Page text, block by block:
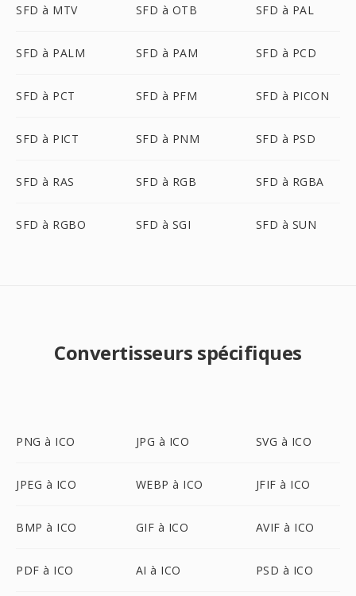
SFD à MTV SFD à OTB SFD à PAL
SFD à PALM SFD à PAM SFD à PCD
SFD à PCT SFD à PFM SFD à PICON
SFD à PICT SFD à PNM SFD à PSD
SFD à RAS SFD à RGB SFD à RGBA
SFD à RGBO SFD à SGI SFD à SUN
Convertisseurs spécifiques
PNG à ICO JPG à ICO SVG à ICO
JPEG à ICO WEBP à ICO JFIF à ICO
BMP à ICO GIF à ICO AVIF à ICO
PDF à ICO AI à ICO PSD à ICO